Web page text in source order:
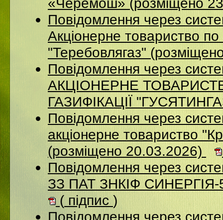
Повідомлення через
Акціонерне товариство по
"Теребовлягаз"
Повідомлення через
АКЦІОНЕРНЕ
ГАЗИФІКАЦІЇ
Повідомлення через
акцiонерне товариство
(розміщено 20.03.2026)
Повідомлення через
ЗЗ ПАТ ЗНКІФ СИНЕРГІЯ-
( підпис )
Повідомлення через